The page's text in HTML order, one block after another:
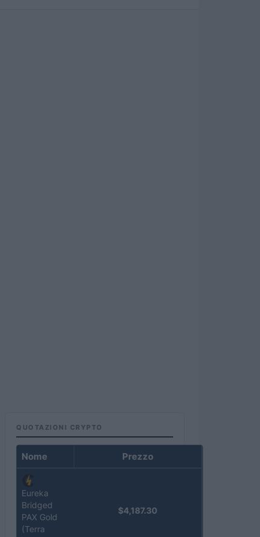
QUOTAZIONI CRYPTO
Nome Prezzo
Eureka
Bridged
PAX Gold
(Terra
$4,187.30